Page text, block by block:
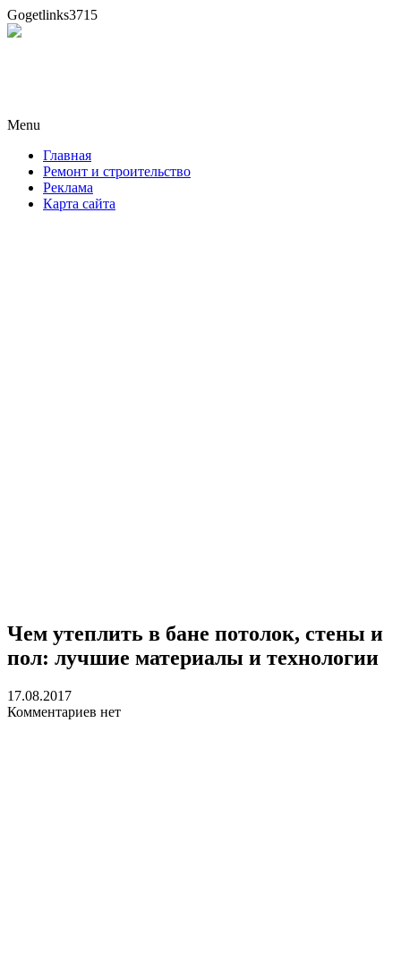
Gogetlinks3715
Menu
content
Главная
Ремонт и строительство
Реклама
Карта сайта
Чем утеплить в бане потолок, стены и
пол: лучшие материалы и технологии
17.08.2017
Комментариев нет